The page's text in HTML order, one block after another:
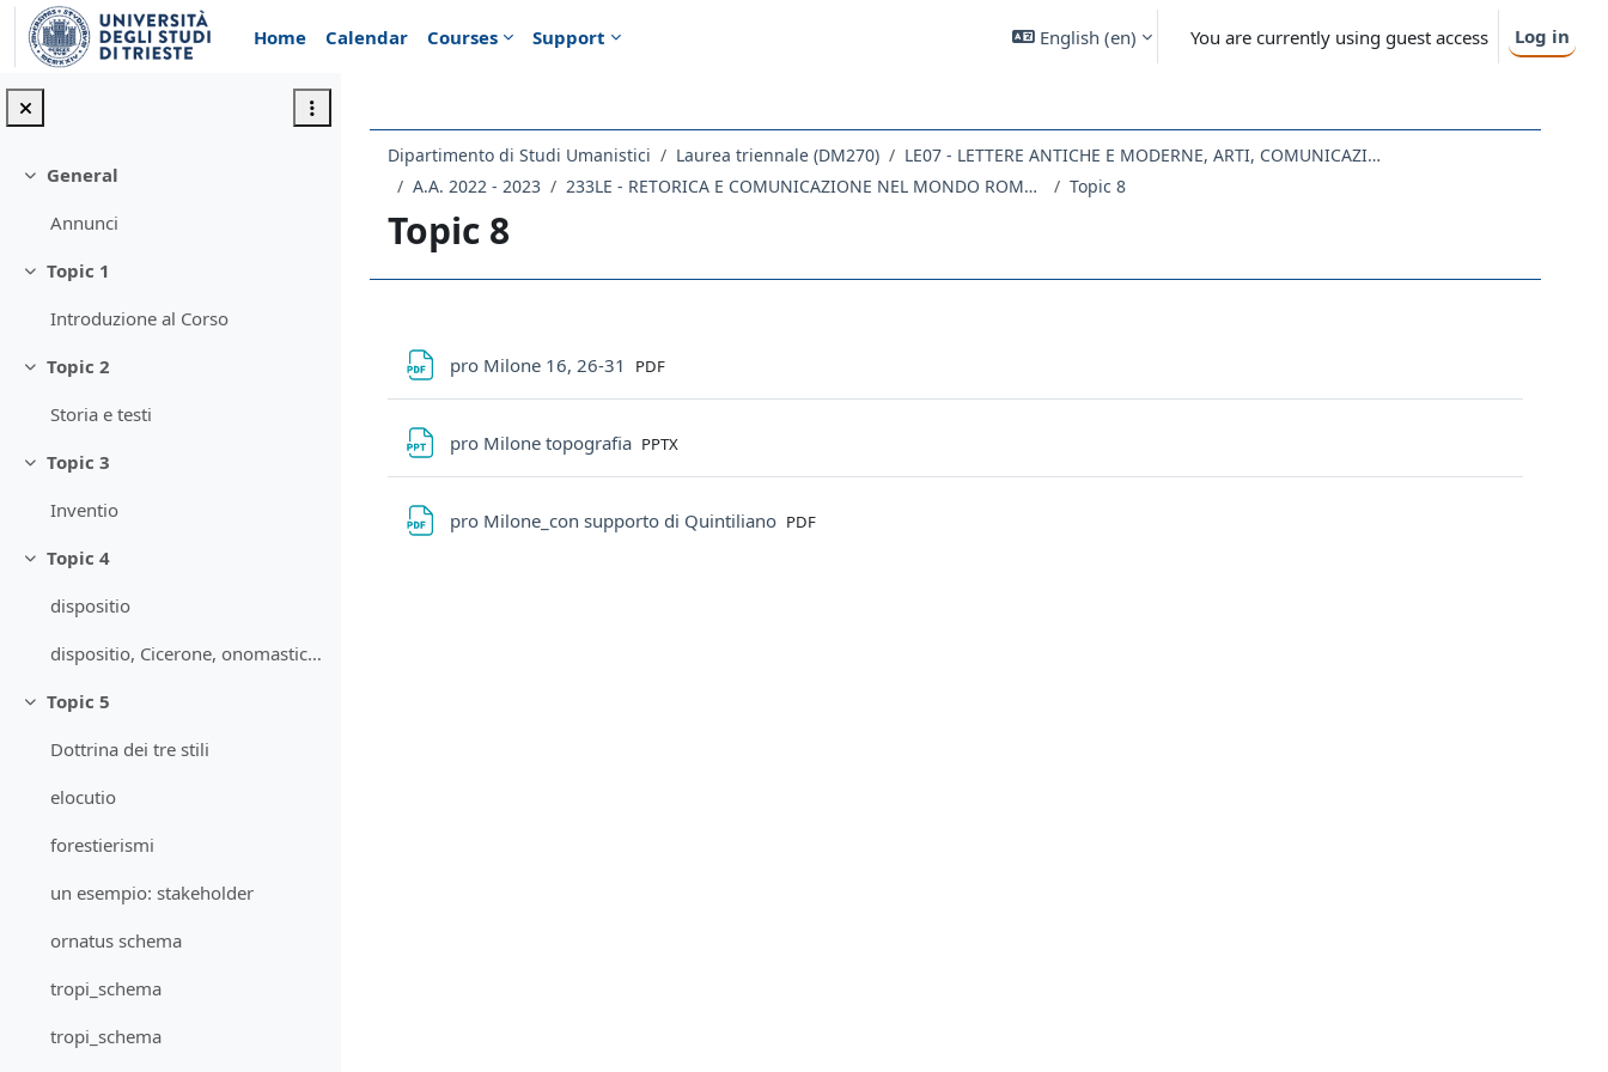
Skip to main content
Home
Calendar Courses Support English ‎(en)‎ You are currently using guest access Log in
Collapse
General
Annunci
Collapse
Topic 1
Introduzione al Corso
Collapse
Topic 2
Storia e testi
Collapse
Topic 3
Inventio
Collapse
Topic 4
dispositio
dispositio, Cicerone, onomastica romana
Collapse
Topic 5
Dottrina dei tre stili
elocutio
forestierismi
un esempio: stakeholder
ornatus schema
tropi_schema
tropi_schema
Dipartimento di Studi Umanistici Laurea triennale (DM270)
LE07 - LETTERE ANTICHE E MODERNE, ARTI, COMUNICAZIONE
A.A. 2022 - 2023
233LE - RETORICA E COMUNICAZIONE NEL MONDO ROMANO 2022 Topic 8
Topic 8
pro Milone 16, 26-31 File
PDF
pro Milone topografia File
PPTX
pro Milone_con supporto di Quintiliano File
PDF